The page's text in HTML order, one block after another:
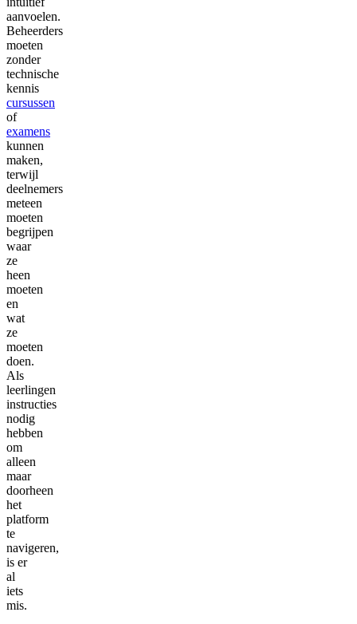
aanvoelen.
Beheerders
moeten
zonder
technische
kennis
cursussen
of
examens
kunnen
maken,
terwijl
deelnemers
meteen
moeten
begrijpen
waar
ze
heen
moeten
en
wat
ze
moeten
doen.
Als
leerlingen
instructies
nodig
hebben
om
alleen
maar
doorheen
het
platform
te
navigeren,
is er
al
iets
mis.